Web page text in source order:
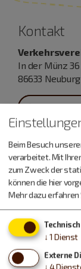
Kontakt
In der Münz 36
86633
Auch an
1 2
Beim Besuch
verarbeitet. Mit
zum Zweck der
können die hier
Mehr dazu erfahren
↓ 1 Dienst
Externe
↓ 4